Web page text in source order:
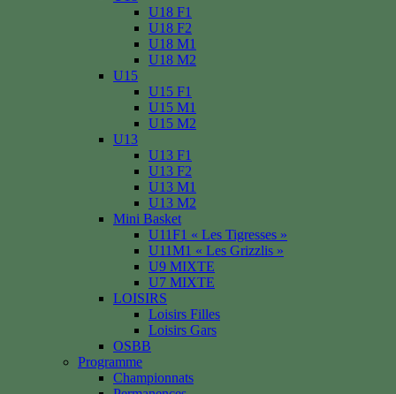
U18 F1
U18 F2
U18 M1
U18 M2
U15
U15 F1
U15 M1
U15 M2
U13
U13 F1
U13 F2
U13 M1
U13 M2
Mini Basket
U11F1 « Les Tigresses »
U11M1 « Les Grizzlis »
U9 MIXTE
U7 MIXTE
LOISIRS
Loisirs Filles
Loisirs Gars
OSBB
Programme
Championnats